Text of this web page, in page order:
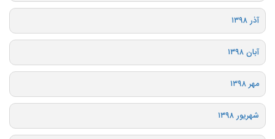
آذر ۱۳۹۸
آبان ۱۳۹۸
مهر ۱۳۹۸
شهریور ۱۳۹۸